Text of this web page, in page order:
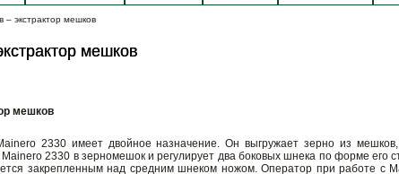
– экстрактор мешков
мешков
мешков
мешков
2330 имеет двойное назначение. Он выгружает зерно из
2330 в зерномешок и регулирует два боковых шнека по форме
закрепленным над средним шнеком ножом. Оператор при работе с